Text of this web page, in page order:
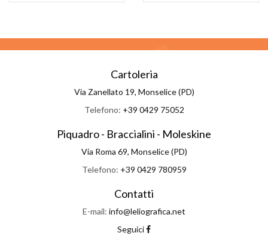
Cartoleria
Via Zanellato 19, Monselice (PD)
Telefono: +39 0429 75052
Piquadro - Braccialini - Moleskine
Via Roma 69, Monselice (PD)
Telefono: +39 0429 780959
Contatti
E-mail: info@leliografica.net
Seguici